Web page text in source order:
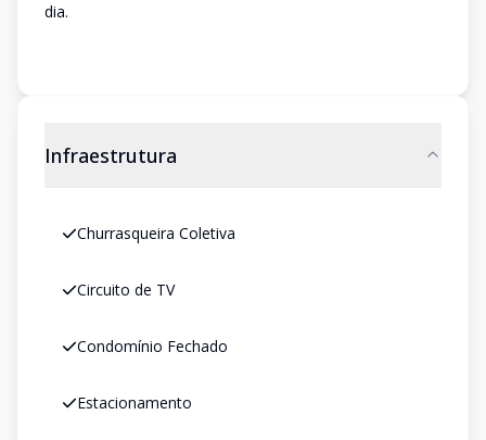
dia.
Infraestrutura
Churrasqueira Coletiva
Circuito de TV
Condomínio Fechado
Estacionamento